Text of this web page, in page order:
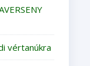
vértanúkra